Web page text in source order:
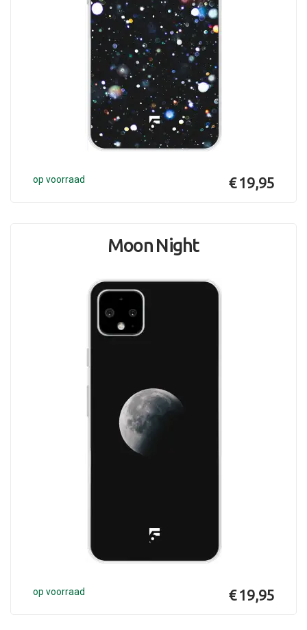
op voorraad € 19,95
Moon Night
op voorraad € 19,95